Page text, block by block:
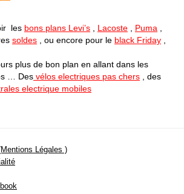
les bons plans Levi’s Lacoste Puma
soldes , ou encore pour le black Friday
plus de bon plan en allant dans les
… Des vélos electriques pas chers , des
electrique mobiles
Légales )